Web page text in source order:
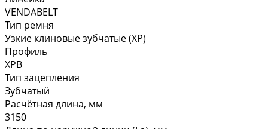
VENDABELT
Тип ремня
Узкие клиновые зубчатые (XP)
Профиль
XPB
Тип зацепления
Зубчатый
Расчётная длина, мм
3150